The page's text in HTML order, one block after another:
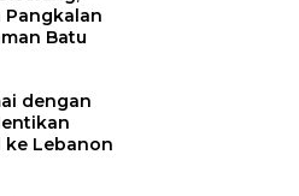
Pangkalan
Batu
dengan
ke Lebanon